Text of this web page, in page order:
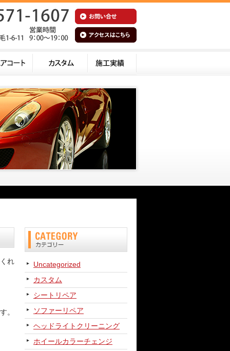
れ
。
Uncategorized
カスタム
シートリペア
ソファーリペア
ヘッドライトクリーニング
ホイールカラーチェンジ